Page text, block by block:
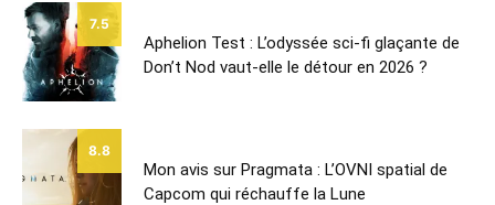
7.5
Aphelion Test : L’odyssée sci-fi glaçante de
Don’t Nod vaut-elle le détour en 2026 ?
8.8
Mon avis sur Pragmata : L’OVNI spatial de
Capcom qui réchauffe la Lune